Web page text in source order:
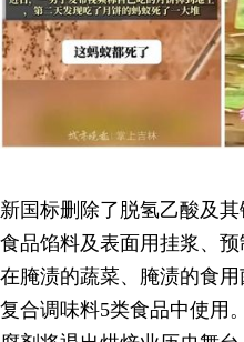
新国标删除了脱氢乙酸及
食品馅料及表面用挂浆、
在腌渍的蔬菜、腌渍的食
复合调味料5类食品中使用